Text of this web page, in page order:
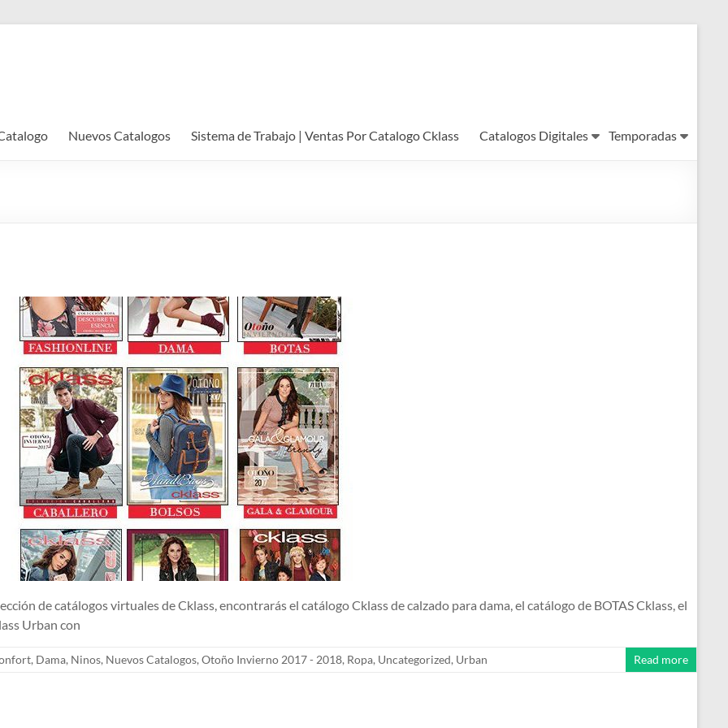
Nuevos Catalogos Sistema de Trabajo | Ventas Por Catalogo Cklass Catalogos Digitales Temporadas
de catálogos virtuales de Cklass, encontrarás el catálogo Cklass de calzado para dama, el catálogo de BOTAS Cklass, el
Urban con
, Dama, Ninos, Nuevos Catalogos, Otoño Invierno 2017 - 2018, Ropa, Uncategorized, Urban Read more